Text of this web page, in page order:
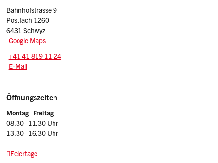
Bahnhofstrasse 9
Postfach 1260
6431 Schwyz
Google Maps
Tel.:
+41 41 819 11 24
E-Mail: srsz
E-Mail
Öffnungszeiten
Montag–Freitag
08.30–11.30 Uhr
13.30–16.30 Uhr
Feiertage